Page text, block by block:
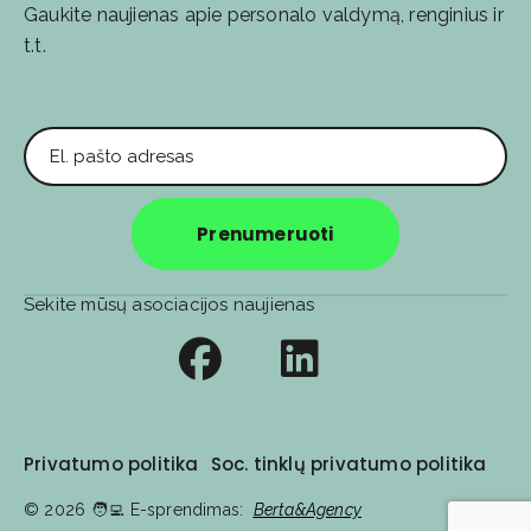
Gaukite naujienas apie personalo valdymą, renginius ir
t.t.
Prenumeruoti
Privatumo politika Soc. tinklų privatumo politika
© 2026 🧑‍💻️ E-sprendimas: Berta&Agency
Sekite mūsų asociacijos naujienas